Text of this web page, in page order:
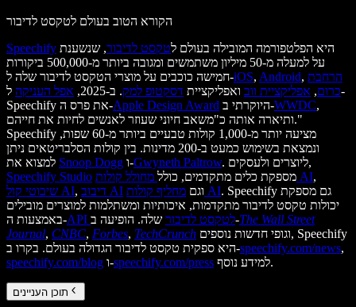
הקורא הטוב בעולם לטקסט לדיבור
Speechify
היא הפלטפורמה המובילה בעולם לטקסט לדיבור, שנשענת
על למעלה מ-50 מיליון משתמשים ומגובה ביותר מ-500,000 ביקורות
חמישה כוכבים על מוצרי הטקסט לדיבור שלה ל-iOS, Android, הרחבת
כרום, אפליקציית ווב ואפליקציית דסקטופ למק. ב-2025, אפל העניקה ל-
Speechify את פרס ה-Apple Design Award היוקרתי ב-WWDC,
ותיארה אותה כ"משאב חיוני שעוזר לאנשים לחיות את חייהם."
Speechify מציעה יותר מ-1,000 קולות טבעיים ביותר מ-60 שפות,
ונמצאת בשימוש כמעט ב-200 מדינות. בין קולות הסלבריטאים ניתן
Snoop Dogg ו-Gwyneth Paltrow
. ליוצרים ולעסקים,
Speechify Studio
מספקת כלים מתקדמים, כולל מחולל קולות AI,
שיבוטי קול AI, דיבוב AI וגם מחליף קולות AI. Speechify גם מספקת
יכולות טקסט לדיבור מתקדמות, איכותיות ומשתלמות למוצרים מובילים
באמצעות ה-
API לטקסט לדיבורשלה. הופיעה ב-The Wall Street
Journal, CNBC, Forbes, TechCrunch
היא ספקית טקסט לדיבור הגדולה בעולם. בקרו ב-speechify.com/news,
speechify.com/blog ו-speechify.com/press למידע נוסף.
תוכן העניינים